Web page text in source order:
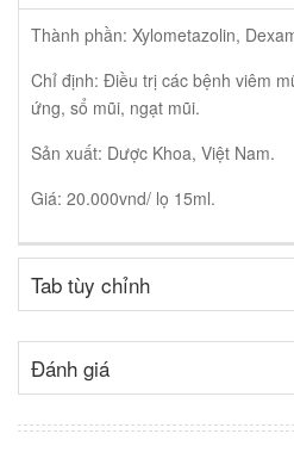
Thành phần: Xylometazolin,
Chỉ định: Điều trị các bệnh viêm
ứng, sổ mũi, ngạt mũi.
Sản xuất: Dược Khoa, Việt Nam.
Giá: 20.000vnd/ lọ 15ml.
Tab tùy chỉnh
Đánh giá